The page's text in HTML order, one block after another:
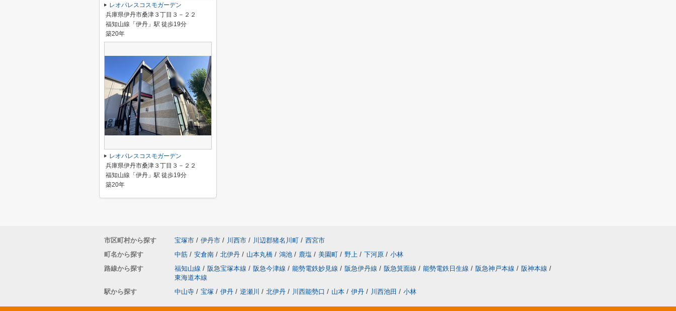
レオパレスコスモガーデン
兵庫県伊丹市桑津３丁目３－２２
福知山線「伊丹」駅 徒歩19分
築20年
レオパレスコスモガーデン
兵庫県伊丹市桑津３丁目３－２２
福知山線「伊丹」駅 徒歩19分
築20年
市区町村から探す 宝塚市 / 伊丹市 / 川西市 / 川辺郡猪名川町 / 西宮市
町名から探す
中筋 / 安倉南 / 北伊丹 / 山本丸橋 / 鴻池 / 鹿塩 / 美園町 / 野上 / 下河原 / 小林
路線から探す
福知山線 / 阪急宝塚本線 / 阪急今津線 / 能勢電鉄妙見線 / 阪急伊丹線 / 阪急箕面線 / 能勢電鉄日生線 / 阪急神戸本線 / 阪神本線 /
東海道本線
駅から探す
中山寺 / 宝塚 / 伊丹 / 逆瀬川 / 北伊丹 / 川西能勢口 / 山本 / 伊丹 / 川西池田 / 小林